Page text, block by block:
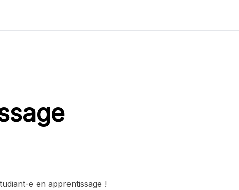
e en apprentissage !